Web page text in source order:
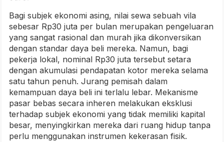
Bagi subjek ekonomi asing, nilai sewa sebuah vila
sebesar Rp30 juta per bulan merupakan pengeluaran
yang sangat rasional dan murah jika dikonversikan
dengan standar daya beli mereka. Namun, bagi
pekerja lokal, nominal Rp30 juta tersebut setara
dengan akumulasi pendapatan kotor mereka selama
satu tahun penuh. Jurang pemisah dalam
kemampuan daya beli ini terlalu lebar. Mekanisme
pasar bebas secara inheren melakukan eksklusi
terhadap subjek ekonomi yang tidak memiliki kapital
besar, menyingkirkan mereka dari ruang hidup tanpa
perlu menggunakan instrumen kekerasan fisik.